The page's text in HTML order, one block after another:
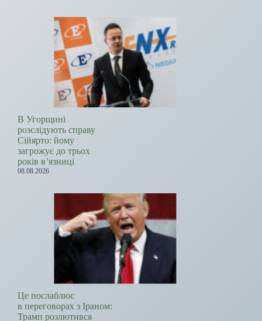
В Угорщині
розслідують справу
Сійярто: йому
загрожує до трьох
років в’язниці
08.08.2026
Це послаблює
в переговорах з Іраном:
Трамп розлютився